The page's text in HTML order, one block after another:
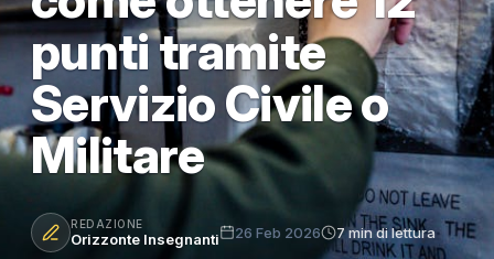
punti tramite
Servizio Civile o
Militare
REDAZIONE
Orizzonte Insegnanti 26 Feb 2026 7 min di lettura